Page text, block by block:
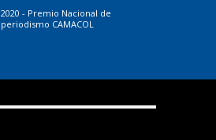
2020 - Premio Nacional de
periodismo CAMACOL